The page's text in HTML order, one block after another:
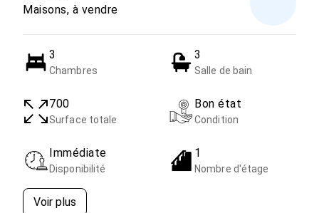
Maisons, à vendre
3
Chambres
3
Salle de bain
700
Surface totale
Bon état
Condition
Immédiate
Disponibilité
1
Nombre d'étage
Voir plus